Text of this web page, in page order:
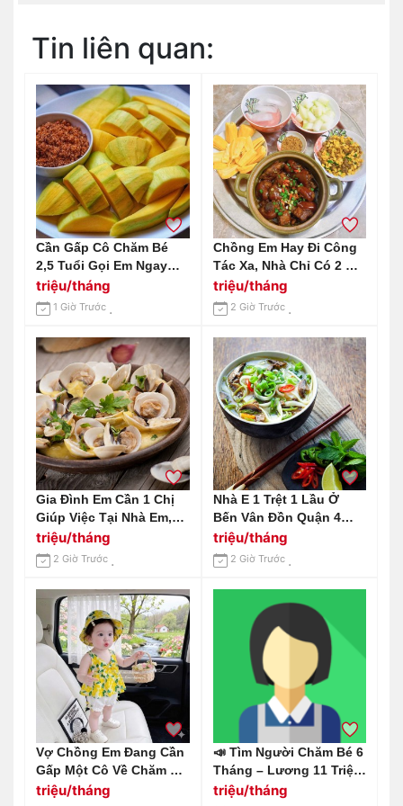
Tin liên quan:
Cần Gấp Cô Chăm Bé
2,5 Tuổi Gọi Em Ngay
0966529171
triệu/tháng
1 Giờ Trước
Chồng Em Hay Đi Công
Tác Xa, Nhà Chỉ Có 2 Mẹ
Con Cần Gấp 1 Chị Giúp
Việc Nhà Tại Huỳnh Tấn
Phát Quận 7 Lương 12
Triệu Bao Ăn Ở.
triệu/tháng
2 Giờ Trước
Gia Đình Em Cần 1 Chị
Giúp Việc Tại Nhà Em,
Ăn Ở Lại Nhà Em Ở
Chung Cư Estella
Heights Q2 Lương Em
Gửi 13 Triệu
triệu/tháng
2 Giờ Trước
Nhà E 1 Trệt 1 Lầu Ở
Bến Vân Đồn Quận 4
Cần Tuyển Chị Giúp Việc
Lương 14tr Ạ
triệu/tháng
2 Giờ Trước
Vợ Chồng Em Đang Cần
Gấp Một Cô Về Chăm Bé
4 Tháng Tuổi, Làm Ở Lại
triệu/tháng
📣 Tìm Người Chăm Bé 6
Tháng – Lương 11 Triệu
Khởi Điểm Địa Chỉ: Biên
triệu/tháng